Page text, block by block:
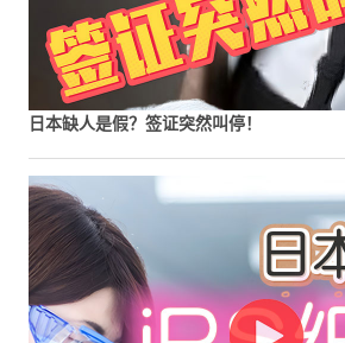
日本缺人是假？签证突然叫停！